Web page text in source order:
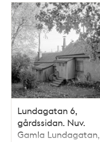
Lundagatan 6,
gårdssidan. Nuv.
Gamla Lundagatan,